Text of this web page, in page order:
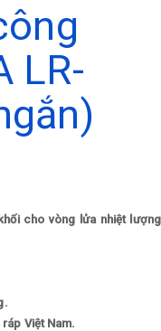
LR-
cho vòng lửa nhiệt lượng
ráp Việt Nam.